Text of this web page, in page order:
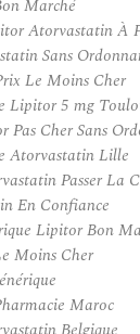
Marché
Atorvastatin À
Sans
Le Moins Cher
Lipitor 5 mg
Cher Sans
Atorvastatin Lille
Passer La
En Confiance
Lipitor Bon
Moins Cher
Maroc